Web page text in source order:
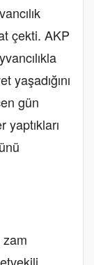
çekti. AKP
yaşadığını
gün